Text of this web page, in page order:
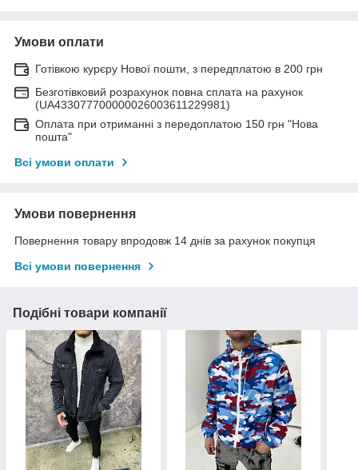
Умови оплати
Готівкою курєру Нової пошти, з передплатою в 200 грн
Безготівковий розрахунок повна сплата на рахунок
(UA433077700000026003611229981)
Оплата при отриманні з передоплатою 150 грн "Нова
пошта"
Всі умови оплати
Умови повернення
Повернення товару впродовж 14 днів за рахунок покупця
Всі умови повернення
Подібні товари компанії